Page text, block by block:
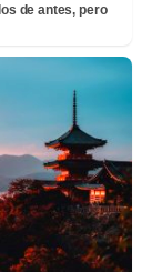
de antes, pero